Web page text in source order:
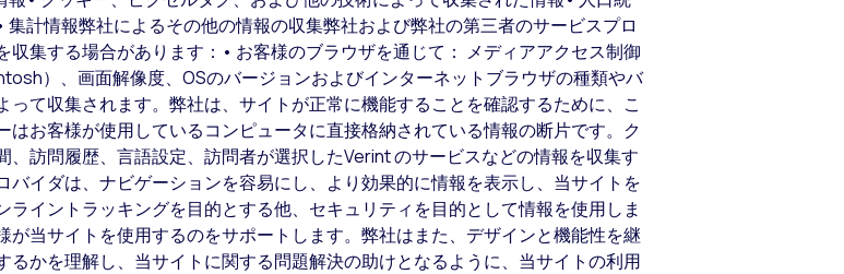
計情報弊社によるその他の情報の収集弊社および弊社の第三者のサービスプロ
集する場合があります：• お客様のブラウザを通じて： メディアアクセス制御
）、画面解像度、OSのバージョンおよびインターネットブラウザの種類やバ
て収集されます。弊社は、サイトが正常に機能することを確認するために、こ
お客様が使用しているコンピュータに直接格納されている情報の断片です。ク
訪問履歴、言語設定、訪問者が選択したVerint のサービスなどの情報を収集す
イダは、ナビゲーションを容易にし、より効果的に情報を表示し、当サイトを
イントラッキングを目的とする他、セキュリティを目的として情報を使用しま
当サイトを使用するのをサポートします。弊社はまた、デザインと機能性を継
かを理解し、当サイトに関する問題解決の助けとなるように、当サイトの利用